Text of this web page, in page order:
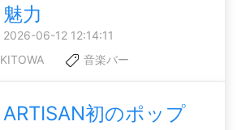
魅力
2026-06-12 12:14:11
KITOWA 音楽バー
ARTISAN初のポップ